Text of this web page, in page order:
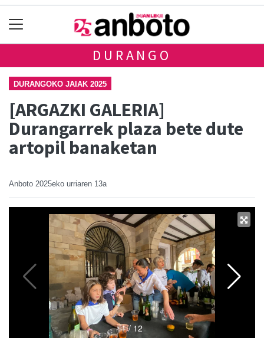
DURANGO
DURANGOKO JAIAK 2025
[ARGAZKI GALERIA]
Durangarrek plaza bete dute
artopil banaketan
Anboto 2025eko urriaren 13a